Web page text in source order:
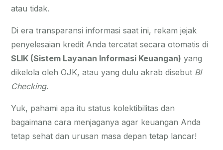
atau tidak.
Di era transparansi informasi saat ini, rekam jejak
penyelesaian kredit Anda tercatat secara otomatis di
SLIK (Sistem Layanan Informasi Keuangan) yang
dikelola oleh OJK, atau yang dulu akrab disebut BI
Checking.
Yuk, pahami apa itu status kolektibilitas dan
bagaimana cara menjaganya agar keuangan Anda
tetap sehat dan urusan masa depan tetap lancar!